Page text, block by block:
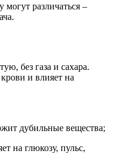
могут различаться –
без газа и сахара.
и влияет на
дубильные вещества;
на глюкозу, пульс,